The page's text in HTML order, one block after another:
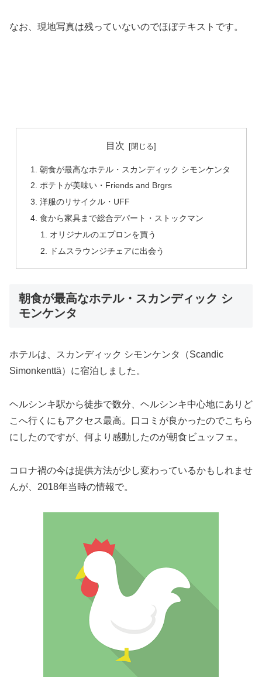
なお、現地写真は残っていないのでほぼテキストです。
目次
朝食が最高なホテル・スカンディック シモンケンタ
ポテトが美味い・Friends and Brgrs
洋服のリサイクル・UFF
食から家具まで総合デパート・ストックマン
オリジナルのエプロンを買う
ドムスラウンジチェアに出会う
朝食が最高なホテル・スカンディック シ
モンケンタ
ホテルは、スカンディック シモンケンタ（Scandic
Simonkenttä）に宿泊しました。
ヘルシンキ駅から徒歩で数分、ヘルシンキ中心地にありど
こへ行くにもアクセス最高。口コミが良かったのでこちら
にしたのですが、何より感動したのが朝食ビュッフェ。
コロナ禍の今は提供方法が少し変わっているかもしれませ
んが、2018年当時の情報で。